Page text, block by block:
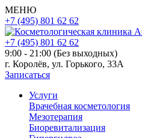
МЕНЮ
+7 (495) 801 62 62
+7 (495) 801 62 62
9:00 - 21:00 (Без выходных)
г. Королёв, ул. Горького, 33А
Записаться
Услуги
Врачебная косметология
Мезотерапия
Биоревитализация